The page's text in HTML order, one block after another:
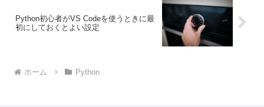
Python初心者がVS Codeを使うときに最
初にしておくとよい設定
ホーム Python